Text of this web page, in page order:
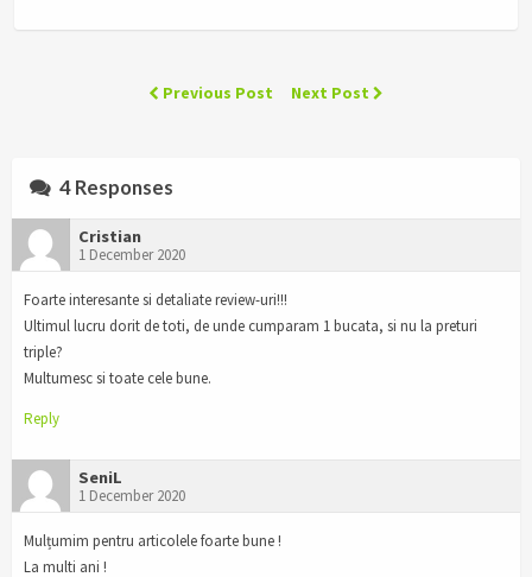
Previous Post Next Post
4 Responses
Cristian
1 December 2020
Foarte interesante si detaliate review-uri!!!
Ultimul lucru dorit de toti, de unde cumparam 1 bucata, si nu la preturi
triple?
Multumesc si toate cele bune.
Reply
SeniL
1 December 2020
Mulțumim pentru articolele foarte bune !
La multi ani !